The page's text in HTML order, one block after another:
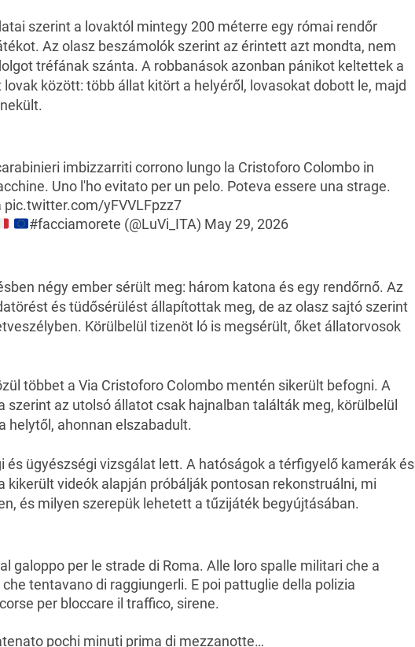
szerint a lovaktól mintegy 200 méterre egy római rendőr
. Az olasz beszámolók szerint az érintett azt mondta, nem
tréfának szánta. A robbanások azonban pánikot keltettek a
között: több állat kitört a helyéről, lovasokat dobott le, majd
imbizzarriti corrono lungo la Cristoforo Colombo in
Uno l'ho evitato per un pelo. Poteva essere una strage.
pic.twitter.com/yFVVLFpzz7
#facciamorete (@LuVi_ITA) May 29, 2026
négy ember sérült meg: három katona és egy rendőrnő. Az
és tüdősérülést állapítottak meg, de az olasz sajtó szerint
Körülbelül tizenöt ló is megsérült, őket állatorvosok
többet a Via Cristoforo Colombo mentén sikerült befogni. A
szerint az utolsó állatot csak hajnalban találták meg, körülbelül
helytől, ahonnan elszabadult.
és ügyészségi vizsgálat lett. A hatóságok a térfigyelő kamerák és
kikerült videók alapján próbálják pontosan rekonstruálni, mi
és milyen szerepük lehetett a tűzijáték begyújtásában.
galoppo per le strade di Roma. Alle loro spalle militari che a
che tentavano di raggiungerli. E poi pattuglie della polizia
per bloccare il traffico, sirene.
pochi minuti prima di mezzanotte…